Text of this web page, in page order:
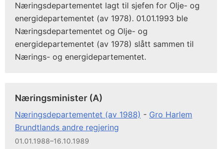
Næringsdepartementet lagt til sjefen for Olje- og
energidepartementet (av 1978). 01.01.1993 ble
Næringsdepartementet og Olje- og
energidepartementet (av 1978) slått sammen til
Nærings- og energidepartementet.
Næringsminister (A)
Næringsdepartementet (av 1988) - Gro Harlem
Brundtlands andre regjering
01.01.1988–16.10.1989